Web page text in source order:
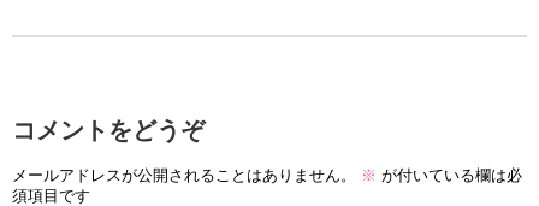
コメントをどうぞ
メールアドレスが公開されることはありません。 ※ が付いている欄は必
須項目です